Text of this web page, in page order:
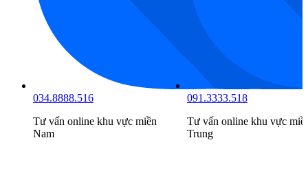
091.3333.518
Tư vấn online khu vực miền
Trung
098.6666.519
Tư vấn online khu vực
Bắc